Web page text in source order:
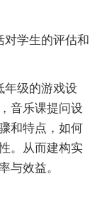
对学生的评估和
年级的游戏设
音乐课提问设
和特点，如何
。从而建构实
与效益。